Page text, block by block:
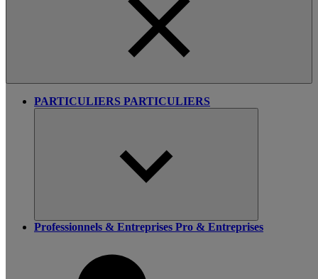
PARTICULIERS PARTICULIERS
Professionnels & Entreprises Pro & Entreprises